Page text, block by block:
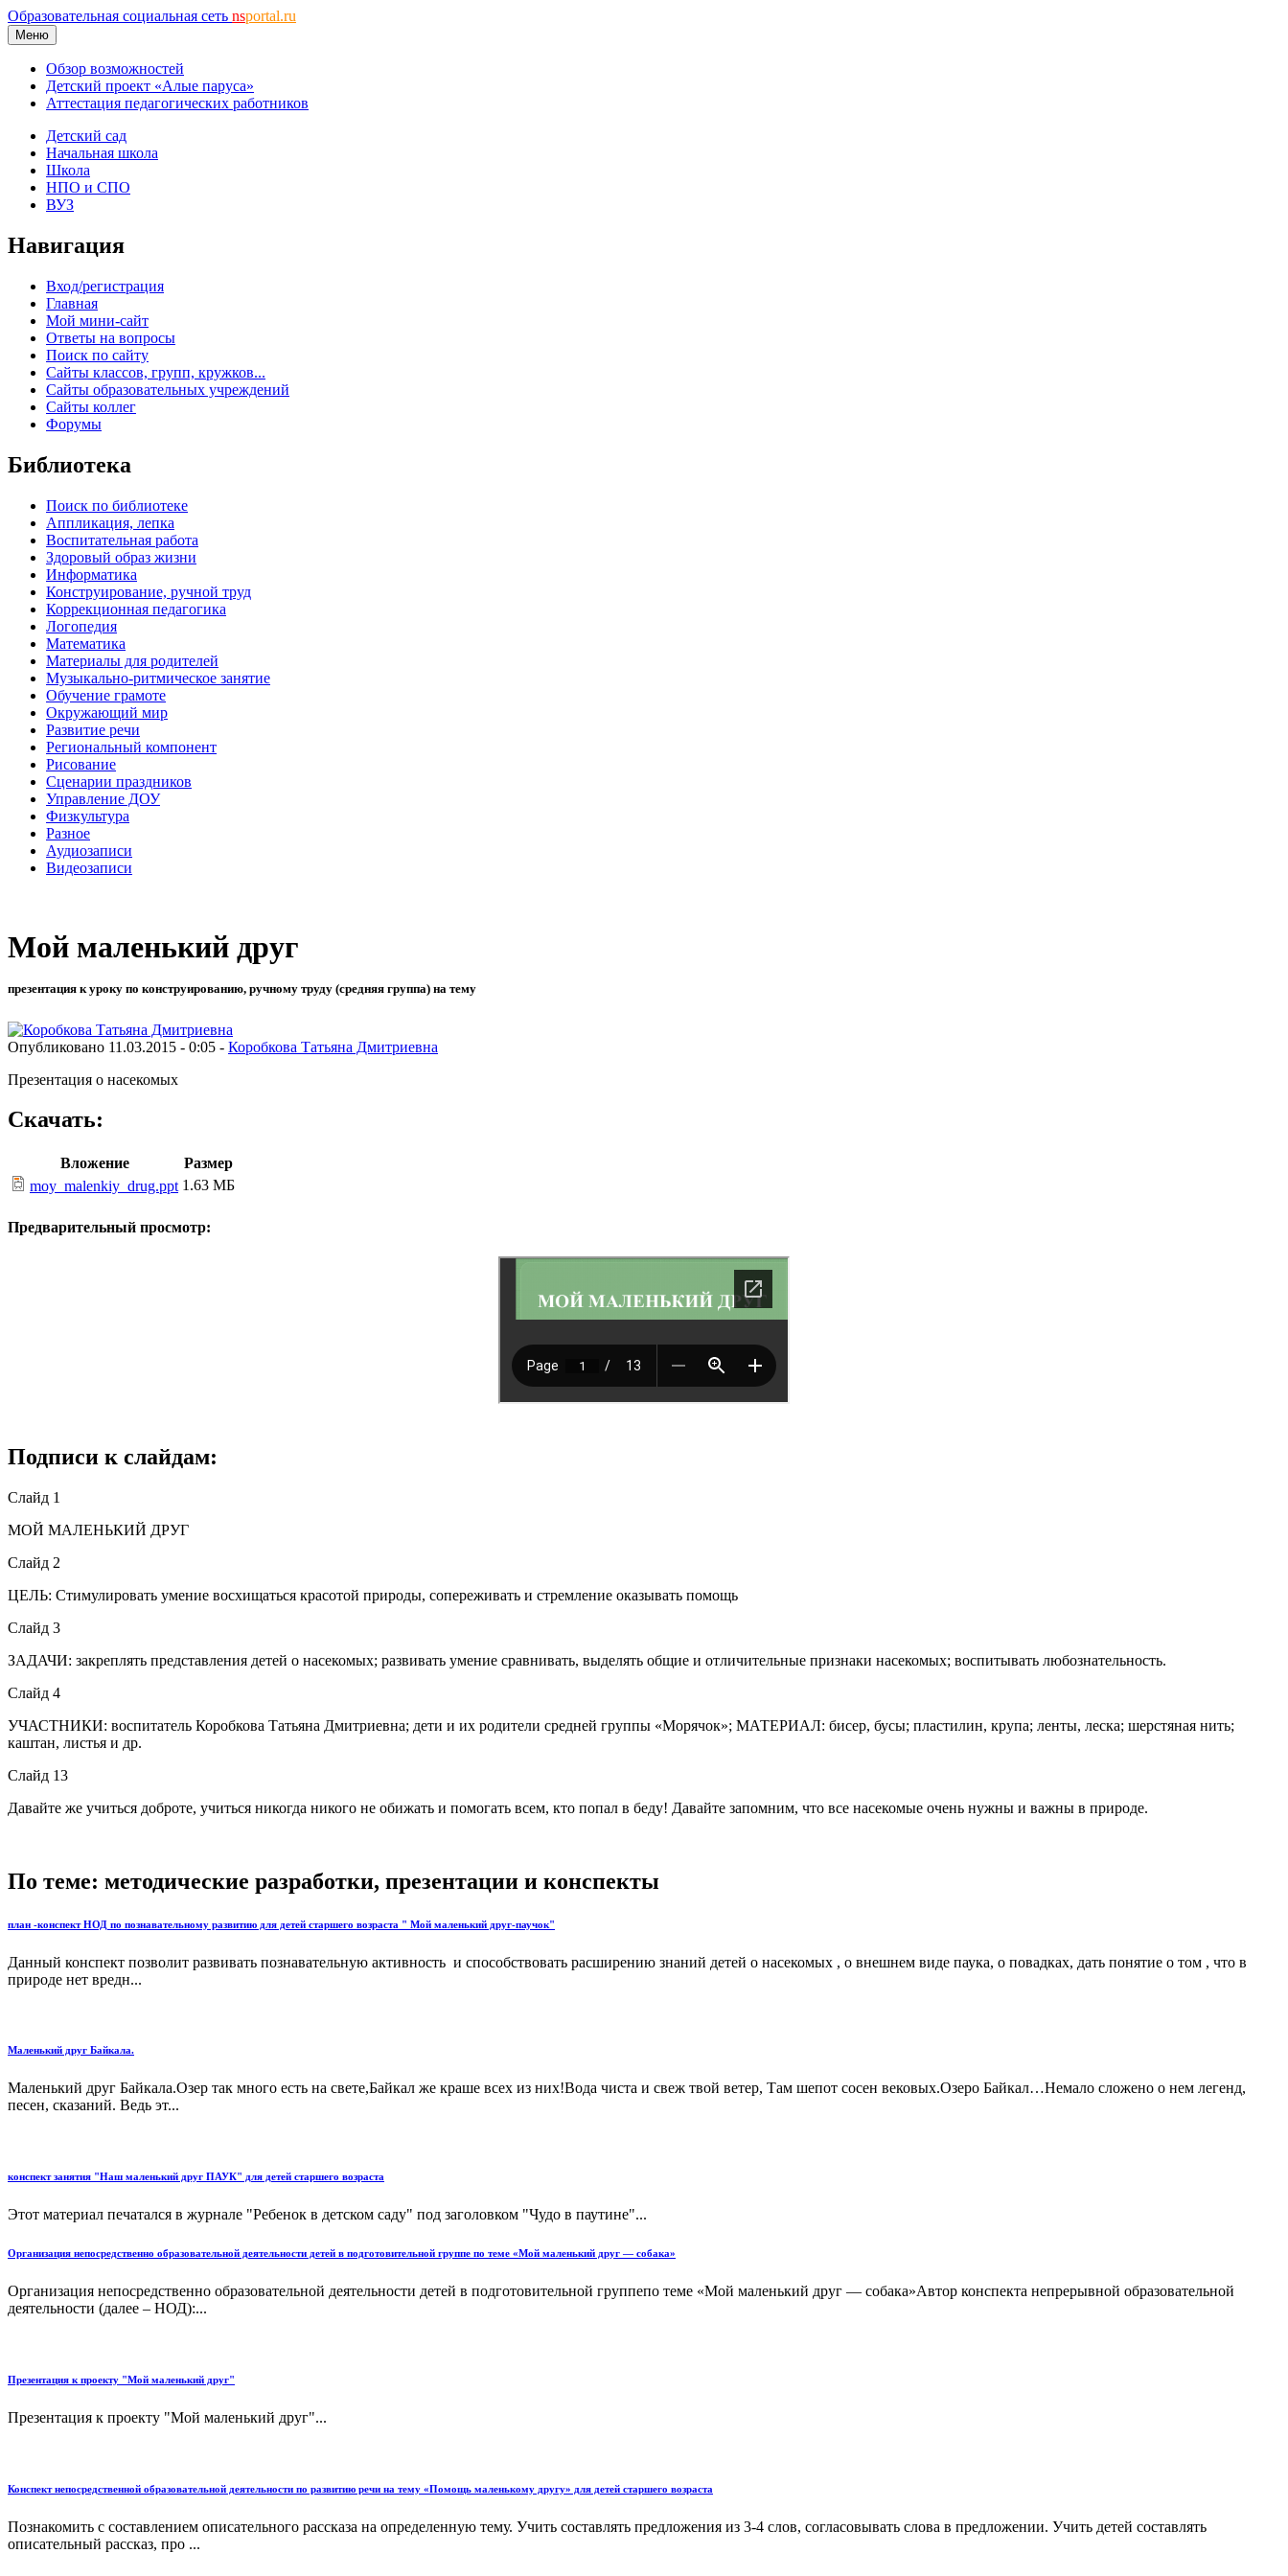
Образовательная социальная сеть nsportal.ru
Меню
Обзор возможностей
Детский проект «Алые паруса»
Аттестация педагогических работников
Детский сад
Начальная школа
Школа
НПО и СПО
ВУЗ
Навигация
Вход/регистрация
Главная
Мой мини-сайт
Ответы на вопросы
Поиск по сайту
Сайты классов, групп, кружков...
Сайты образовательных учреждений
Сайты коллег
Форумы
Библиотека
Поиск по библиотеке
Аппликация, лепка
Воспитательная работа
Здоровый образ жизни
Информатика
Конструирование, ручной труд
Коррекционная педагогика
Логопедия
Математика
Материалы для родителей
Музыкально-ритмическое занятие
Обучение грамоте
Окружающий мир
Развитие речи
Региональный компонент
Рисование
Сценарии праздников
Управление ДОУ
Физкультура
Разное
Аудиозаписи
Видеозаписи
Мой маленький друг
презентация к уроку по конструированию, ручному труду (средняя группа) на тему
Опубликовано 11.03.2015 - 0:05 - Коробкова Татьяна Дмитриевна
Презентация о насекомых
Скачать:
Вложение
Размер
moy_malenkiy_drug.ppt 1.63 МБ
Предварительный просмотр:
Подписи к слайдам:
Слайд 1
МОЙ МАЛЕНЬКИЙ ДРУГ
Слайд 2
ЦЕЛЬ: Стимулировать умение восхищаться красотой природы, сопереживать и стремление оказывать помощь
Слайд 3
ЗАДАЧИ: закреплять представления детей о насекомых; развивать умение сравнивать, выделять общие и отличительные признаки насекомых; воспитывать любознательность.
Слайд 4
УЧАСТНИКИ: воспитатель Коробкова Татьяна Дмитриевна; дети и их родители средней группы «Морячок»; МАТЕРИАЛ: бисер, бусы; пластилин, крупа; ленты, леска; шерстяная нить;
каштан, листья и др.
Слайд 13
Давайте же учиться доброте, учиться никогда никого не обижать и помогать всем, кто попал в беду! Давайте запомним, что все насекомые очень нужны и важны в природе.
По теме: методические разработки, презентации и конспекты
план -конспект НОД по познавательному развитию для детей старшего возраста " Мой маленький друг-паучок"
Данный конспект позволит развивать познавательную активность и способствовать расширению знаний детей о насекомых , о внешнем виде паука, о повадках, дать понятие о том , что в
природе нет вредн...
Маленький друг Байкала.
Маленький друг Байкала.Озер так много есть на свете,Байкал же краше всех из них!Вода чиста и свеж твой ветер, Там шепот сосен вековых.Озеро Байкал…Немало сложено о нем легенд,
песен, сказаний. Ведь эт...
конспект занятия "Наш маленький друг ПАУК" для детей старшего возраста
Этот материал печатался в журнале "Ребенок в детском саду" под заголовком "Чудо в паутине"...
Организация непосредственно образовательной деятельности детей в подготовительной группе по теме «Мой маленький друг — собака»
Организация непосредственно образовательной деятельности детей в подготовительной группепо теме «Мой маленький друг — собака»Автор конспекта непрерывной образовательной
деятельности (далее – НОД):...
Презентация к проекту "Мой маленький друг"
Презентация к проекту "Мой маленький друг"...
Конспект непосредственной образовательной деятельности по развитию речи на тему «Помощь маленькому другу» для детей старшего возраста
Познакомить с составлением описательного рассказа на определенную тему. Учить составлять предложения из 3-4 слов, согласовывать слова в предложении. Учить детей составлять
описательный рассказ, про ...